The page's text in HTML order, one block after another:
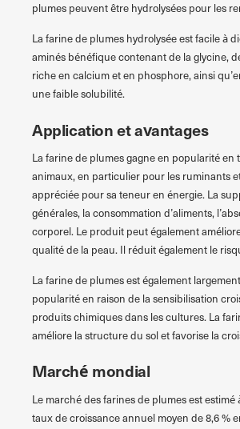
plumes peuvent être hydrolysées pour les
La farine de plumes hydrolysée est facile à
aminés bénéfique contenant de la glycine,
riche en calcium et en phosphore, ainsi
une faible solubilité.
Application et avantages
La farine de plumes gagne en popularité
animaux, en particulier pour les ruminants
appréciée pour sa teneur en énergie. La
générales, la consommation d’aliments,
corporel. Le produit peut également
qualité de la peau. Il réduit également le
La farine de plumes est également
popularité en raison de la sensibilisation
produits chimiques dans les cultures. La
améliore la structure du sol et favorise la
Marché mondial
Le marché des farines de plumes est
taux de croissance annuel moyen de 8,6 %